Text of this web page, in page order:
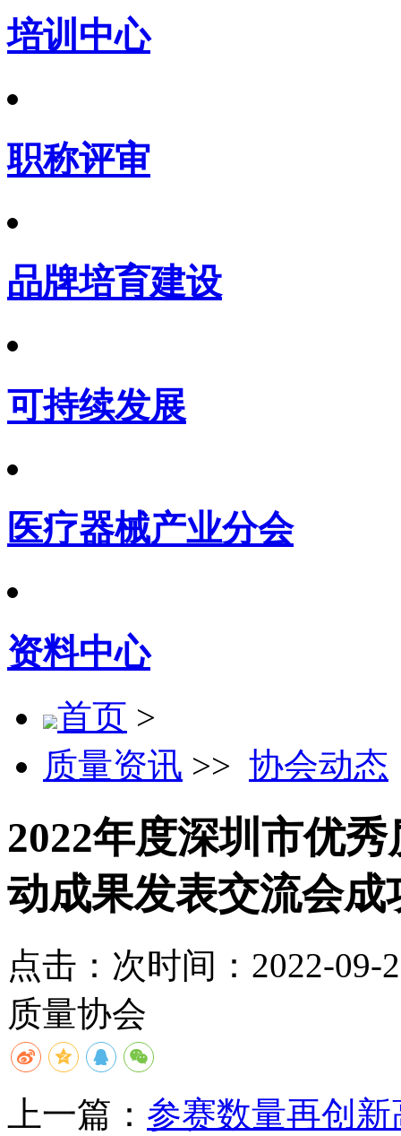
培训中心
职称评审
品牌培育建设
可持续发展
医疗器械产业分会
资料中心
首页 >
质量资讯 >> 协会动态
2022年度深圳市优
动成果发表交流会成
点击： 次时间：2022-09-
质量协会
上一篇： 参赛数量再创